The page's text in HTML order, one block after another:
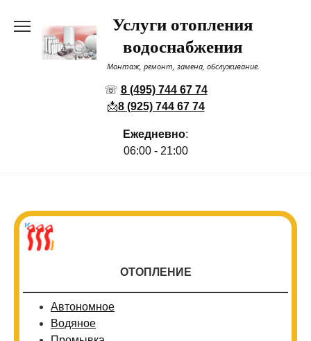
содержанию
Услуги отопления
водоснабжения
Монтаж, ремонт, замена, обслуживание.
☏ 8 (495) 744 67 74
📩8 (925) 744 67 74
Ежедневно:
06:00 - 21:00
ОТОПЛЕНИЕ
Автономное
Водяное